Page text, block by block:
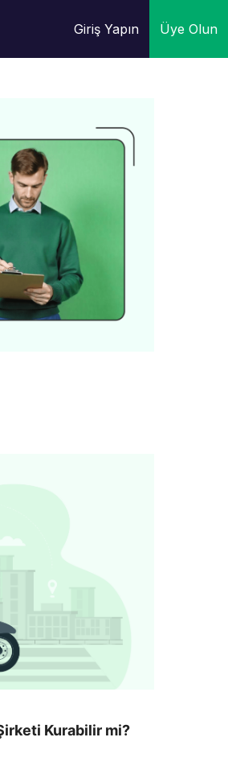
Giriş Yapın Üye Olun
Kurabilir mi?